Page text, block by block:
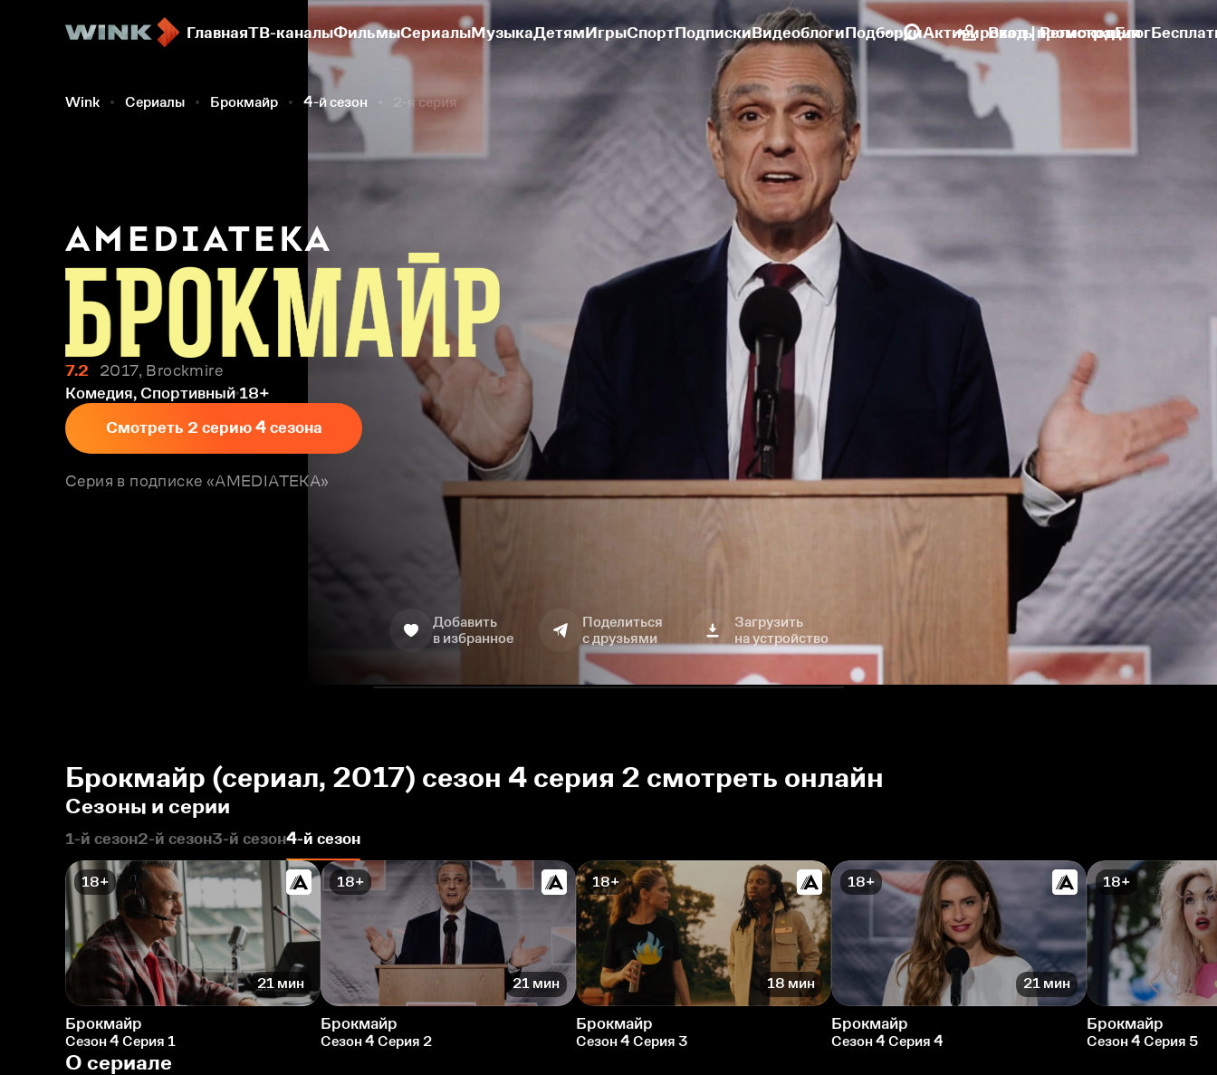
ГлавнаяТВ-каналыФильмыСериалыМузыкаДетямИгрыСпортПодпискиВидеоблогиПодборкиАктивировать промокодБлог
Вход | Регистрация
Wink Сериалы Брокмайр 4-й сезон 2-я серия
7.2
2017, Brockmire
Комедия, Спортивный 18+
Смотреть 2 серию 4 сезона
Серия в подписке «AMEDIATEKA»
Добавить
в избранное
Поделиться
с друзьями
Загрузить
на устройство
Брокмайр (сериал, 2017) сезон 4 серия 2 смотреть онлайн
Сезоны и серии
1-й сезон2-й сезон3-й сезон4-й сезон
18+
21 мин
Брокмайр
Сезон 4 Серия 1
18+
21 мин
Брокмайр
Сезон 4 Серия 2
18+
18 мин
Брокмайр
Сезон 4 Серия 3
18+
21 мин
Брокмайр
Сезон 4 Серия 4
18+
Брокмайр
Сезон 4 Серия 5
О сериале